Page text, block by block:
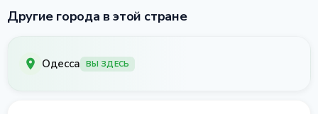
Другие города в этой стране
Одесса ВЫ ЗДЕСЬ